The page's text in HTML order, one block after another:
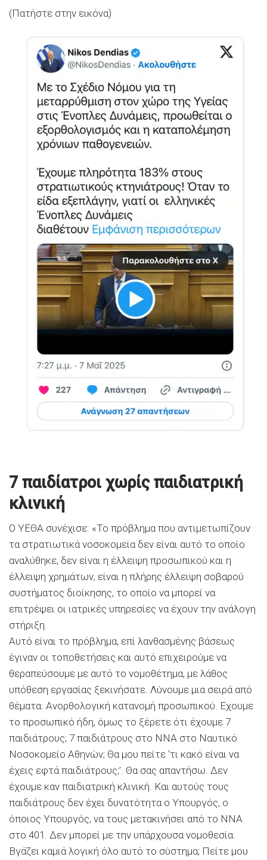
(Πατήστε στην εικόνα)
7 παιδίατροι χωρίς παιδιατρική
κλινική
Ο ΥΕΘΑ συνέχισε: «Το πρόβλημα που αντιμετωπίζουν
τα στρατιωτικά νοσοκομεία δεν είναι αυτό το οποίο
αναλύθηκε, δεν είναι η έλλειψη προσωπικού και η
έλλειψη χρημάτων, είναι η πλήρης έλλειψη σοβαρού
συστήματος διοίκησης, το οποίο να μπορεί να
επιτρέψει οι ιατρικές υπηρεσίες να έχουν την ανάλογη
στήριξη.
Αυτό είναι το πρόβλημα, επί λανθασμένης βάσεως
έγιναν οι τοποθετήσεις και αυτό επιχειρούμε να
θεραπεύσουμε με αυτό το νομοθέτημα, με λάθος
υπόθεση εργασίας ξεκινήσατε. Λύνουμε μια σειρά από
θέματα: Ανορθολογική κατανομή προσωπικού. Εχουμε
το προσωπικό ήδη, όμως το ξέρετε ότι έχουμε 7
παιδιάτρους; 7 παιδιάτρους στο ΝΝΑ στο Ναυτικό
Νοσοκομείο Αθηνών; Θα μου πείτε ‘τι κακό είναι να
έχεις εφτά παιδιάτρους;’. Θα σας απαντήσω. Δεν
έχουμε καν παιδιατρική κλινική. Και αυτούς τους
παιδιάτρους δεν έχει δυνατότητα ο Υπουργός, ο
όποιος Υπουργός, να τους μετακινήσει από το ΝΝΑ
στο 401. Δεν μπορεί με την υπάρχουσα νομοθεσία.
Βγάζει καμιά λογική όλο αυτό το σύστημα; Πείτε μου